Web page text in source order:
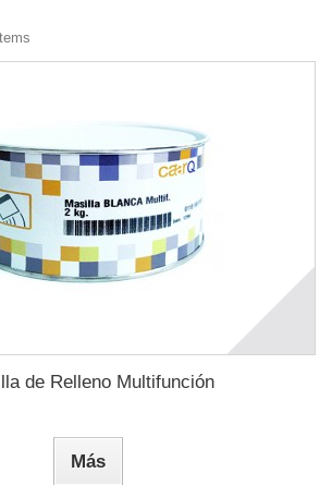
de Relleno Multifunción
Más